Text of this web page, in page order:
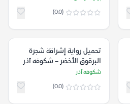
(0.0)
تحميل رواية إشراقة شجرة
البرقوق الأخضر – شكوفه آذر
شكوفه آذر
(0.0)